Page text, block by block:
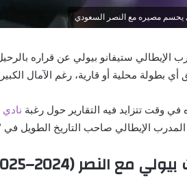
يحسم مصيره مع النصر السعودي
الإيطالي ستيفانو بيولي عن قراره
أي بطولة محلية أو قارية، رغم الآمال
في وقت تتزايد فيه التقارير حول رغبة نادي
الإيطالي صاحب التاريخ الطويل في
مع النصر (2024–2025)